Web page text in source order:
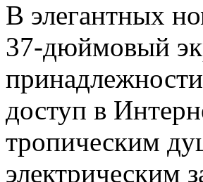
В элегантных
37-дюймовый
доступ в
тропическим
электрическим